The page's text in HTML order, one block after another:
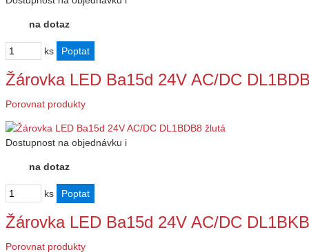
na dotaz
ks
Žárovka LED Ba15d 24V AC/DC
Porovnat produkty
Dostupnost na objednávku i
na dotaz
ks
Žárovka LED Ba15d 24V AC/DC
Porovnat produkty